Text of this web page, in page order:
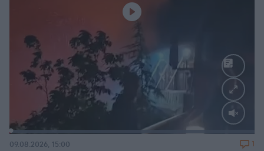
09.08.2026, 15:00 1